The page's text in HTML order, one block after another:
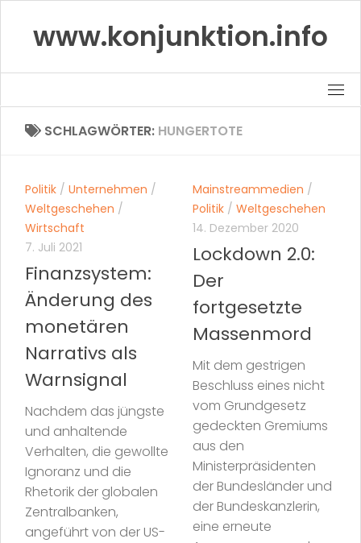
contentwww.konjunktion.info
SCHLAGWÖRTER: HUNGERTOTE
Politik / Unternehmen /
Weltgeschehen /
Wirtschaft
7. Juli 2021
Finanzsystem:
Änderung des
monetären
Narrativs als
Warnsignal
Nachdem das jüngste
und anhaltende
Verhalten, die gewollte
Ignoranz und die
Rhetorik der globalen
Zentralbanken,
angeführt von der US-
Mainstreammedien /
Politik / Weltgeschehen
14. Dezember 2020
Lockdown 2.0:
Der
fortgesetzte
Massenmord
Mit dem gestrigen
Beschluss eines nicht
vom Grundgesetz
gedeckten Gremiums
aus den
Ministerpräsidenten
der Bundesländer und
der Bundeskanzlerin,
eine erneute